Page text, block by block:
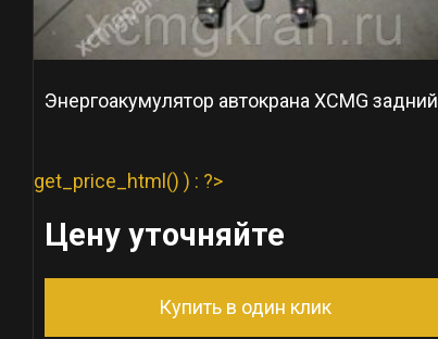
Энергоакумулятор автокрана XCMG задний
get_price_html() ) : ?>
Цену уточняйте
Купить в один клик